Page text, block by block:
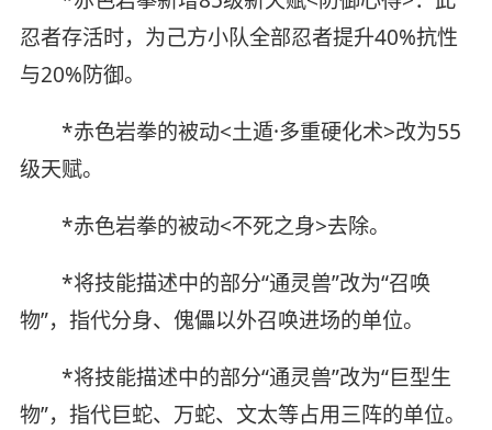
忍者存活时，为己方小队全部忍者提升40%抗性
与20%防御。
*赤色岩拳的被动<土遁·多重硬化术>改为55
级天赋。
*赤色岩拳的被动<不死之身>去除。
*将技能描述中的部分“通灵兽”改为“召唤
物”，指代分身、傀儡以外召唤进场的单位。
*将技能描述中的部分“通灵兽”改为“巨型生
物”，指代巨蛇、万蛇、文太等占用三阵的单位。